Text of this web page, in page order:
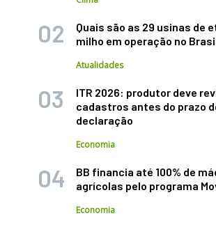
Quais são as 29 usinas de
milho em operação no
Atualidades
ITR 2026: produtor deve
cadastros antes do prazo
declaração
Economia
BB financia até 100% de
agrícolas pelo programa
Economia